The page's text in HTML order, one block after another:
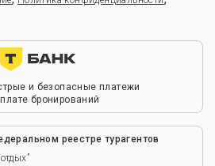
и безопасные платежи
бронирований
реестре турагентов